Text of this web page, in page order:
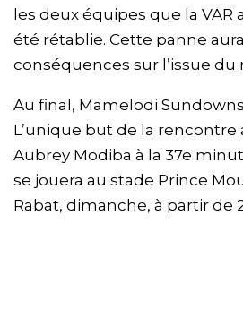
les deux équipes que la VAR
été rétablie. Cette panne
conséquences sur l’issue du
Au final, Mamelodi Sundowns
L’unique but de la rencontre
Aubrey Modiba à la 37e
se jouera au stade Prince
Rabat, dimanche, à partir de